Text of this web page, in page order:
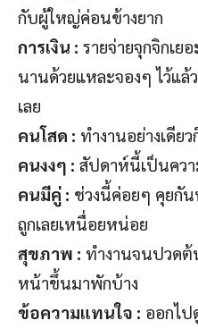
กับผู้ใหญ่ค่อนข้างยาก
การเงิน : รายจ่ายจุกจิกเย
นานด้วยแหละจองๆ ไว้แล้
เลย
คนโสด : ทำงานอย่างเดีย
คนงงๆ : สัปดาห์นี้เป็นคว
คนมีคู่ : ช่วงนี้ค่อยๆ คุยกัน
ถูกเลยเหนื่อยหน่อย
สุขภาพ : ทำงานจนปวดต้
หน้าขึ้นมาพักบ้าง
ข้อความแทนใจ : ออกไ